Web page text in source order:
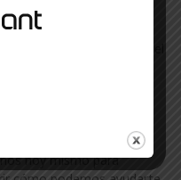
otras marcas líderes en el
sobre nuestra amplia
Olite, para todas tus
hoy mismo para